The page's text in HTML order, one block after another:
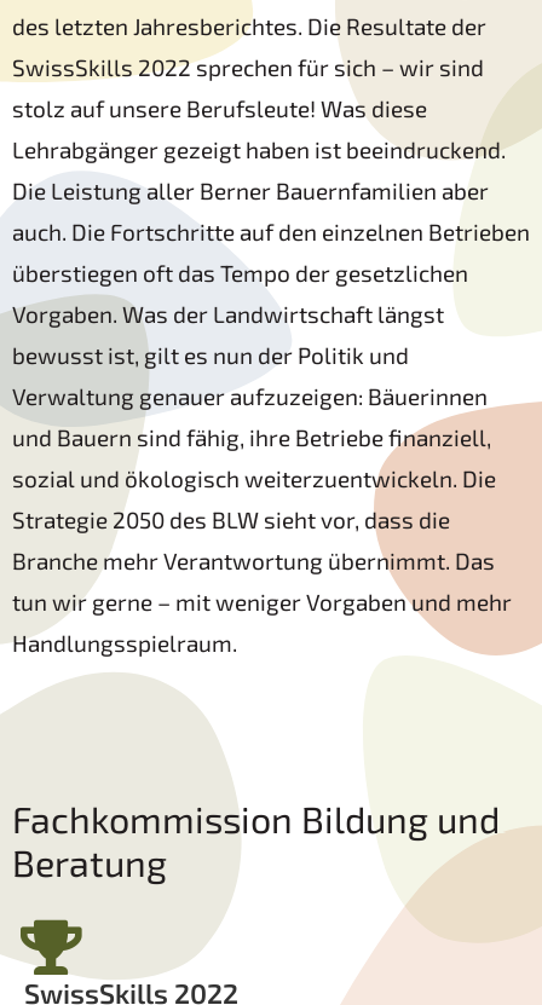
des letzten Jahresberichtes. Die Resultate der
SwissSkills 2022 sprechen für sich – wir sind
stolz auf unsere Berufsleute! Was diese
Lehrabgänger gezeigt haben ist beeindruckend.
Die Leistung aller Berner Bauernfamilien aber
auch. Die Fortschritte auf den einzelnen Betrieben
überstiegen oft das Tempo der gesetzlichen
Vorgaben. Was der Landwirtschaft längst
bewusst ist, gilt es nun der Politik und
Verwaltung genauer aufzuzeigen: Bäuerinnen
und Bauern sind fähig, ihre Betriebe finanziell,
sozial und ökologisch weiterzuentwickeln. Die
Strategie 2050 des BLW sieht vor, dass die
Branche mehr Verantwortung übernimmt. Das
tun wir gerne – mit weniger Vorgaben und mehr
Handlungsspielraum.
Fachkommission Bildung und
Beratung
SwissSkills 2022